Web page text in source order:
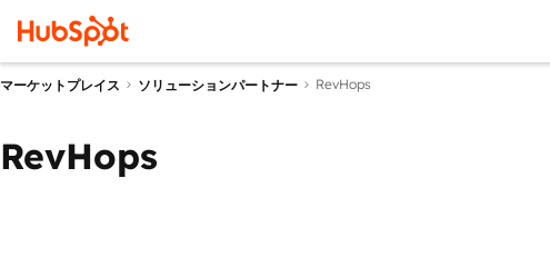
マーケットプレイス ソリューションパートナー RevHops
RevHops